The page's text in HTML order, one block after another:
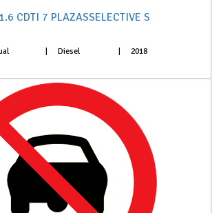
CDTI 7 PLAZASSELECTIVE S
Diesel 2018